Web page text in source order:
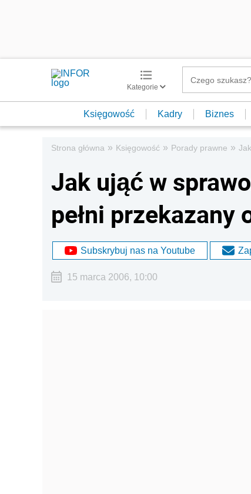
Kategorie
Księgowość Kadry Biznes
Strona główna » Księgowość » Porady prawne »
Jak ująć w
pełni przekazany
Subskrybuj nas na Youtube
15 marca 2006, 10:00